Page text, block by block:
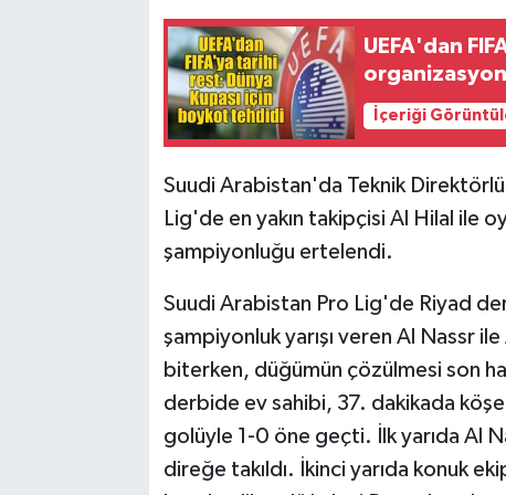
UEFA'dan
İçeriği
Suudi Arabistan'da Teknik
Lig'de en yakın takipçisi Al Hilal ile
şampiyonluğu ertelendi.
Suudi Arabistan Pro Lig'de Riyad
şampiyonluk yarışı veren Al Nassr
biterken, düğümün çözülmesi son
derbide ev sahibi, 37. dakikada köşe
golüyle 1-0 öne geçti. İlk yarıda Al
direğe takıldı. İkinci yarıda konuk